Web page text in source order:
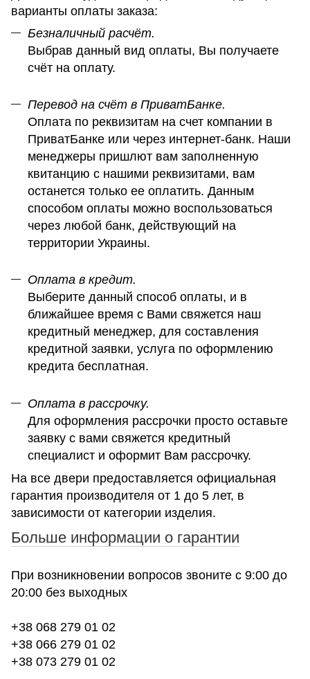
варианты оплаты заказа:
Безналичный расчёт.
Выбрав данный вид оплаты, Вы получаете
счёт на оплату.
Перевод на счёт в ПриватБанке.
Оплата по реквизитам на счет компании в
ПриватБанке или через интернет-банк. Наши
менеджеры пришлют вам заполненную
квитанцию с нашими реквизитами, вам
останется только ее оплатить. Данным
способом оплаты можно воспользоваться
через любой банк, действующий на
территории Украины.
Оплата в кредит.
Выберите данный способ оплаты, и в
ближайшее время с Вами свяжется наш
кредитный менеджер, для составления
кредитной заявки, услуга по оформлению
кредита бесплатная.
Оплата в рассрочку.
Для оформления рассрочки просто оставьте
заявку с вами свяжется кредитный
специалист и оформит Вам рассрочку.
На все двери предоставляется официальная
гарантия производителя от 1 до 5 лет, в
зависимости от категории изделия.
Больше информации о гарантии
При возникновении вопросов звоните с 9:00 до
20:00 без выходных
+38 068 279 01 02
+38 066 279 01 02
+38 073 279 01 02